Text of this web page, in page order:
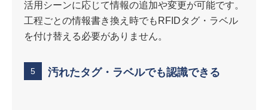
活用シーンに応じて情報の追加や変更が可能です。
工程ごとの情報書き換え時でもRFIDタグ・ラベル
を付け替える必要がありません。
5 汚れたタグ・ラベルでも認識できる